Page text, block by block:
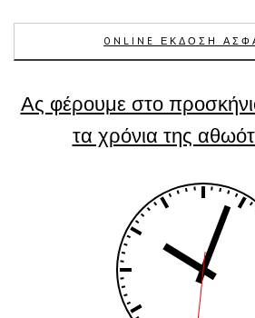
ONLINE ΕΚΔΟΣΗ
Ας φέρουμε στο
τα χρόνια της